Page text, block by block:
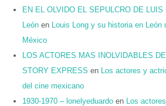
EN EL OLVIDO EL SEPULCRO DE
León en
Louis Long y su historia en León
México
LOS ACTORES MAS INOLVIDABLES
STORY EXPRESS en
Los actores y
del cine mexicano
1930-1970 – lonelyeduardo en
Los